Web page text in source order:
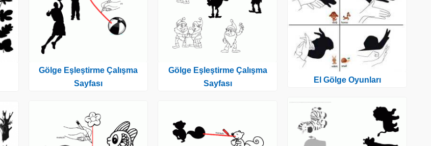
Gölge Eşleştirme Çalışma
Sayfası
Gölge Eşleştirme Çalışma
Sayfası
El Gölge Oyunları